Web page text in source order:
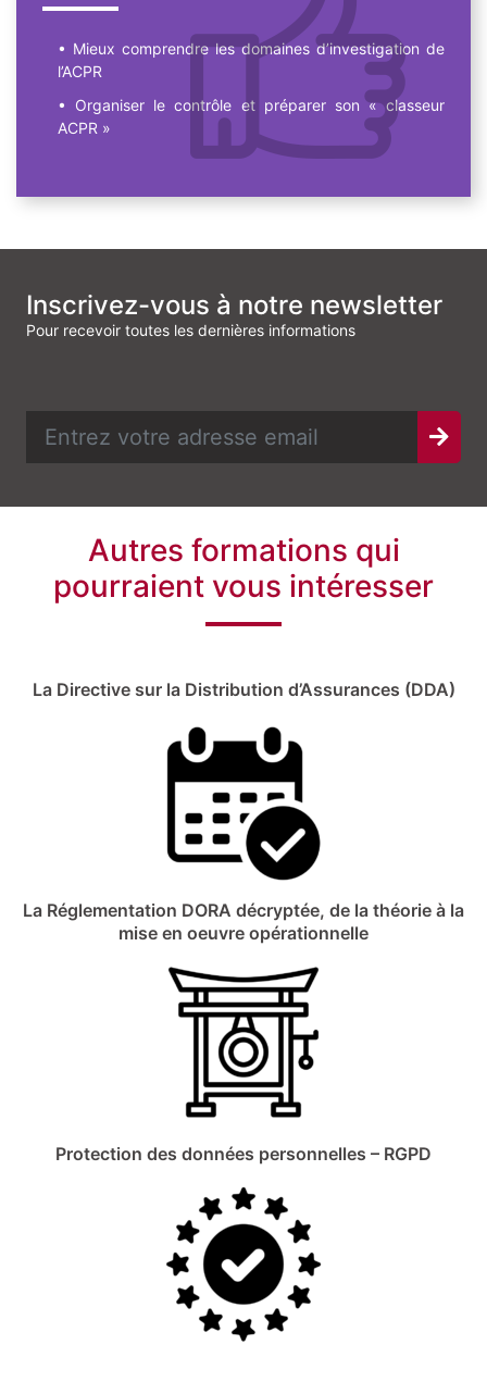
Mieux comprendre les domaines d’investigation de
l’ACPR
Organiser le contrôle et préparer son « classeur
ACPR »
Inscrivez-vous à notre newsletter
Pour recevoir toutes les dernières informations
Autres formations qui
pourraient vous intéresser
La Directive sur la Distribution d’Assurances (DDA)
La Réglementation DORA décryptée, de la théorie à la
mise en oeuvre opérationnelle
Protection des données personnelles – RGPD